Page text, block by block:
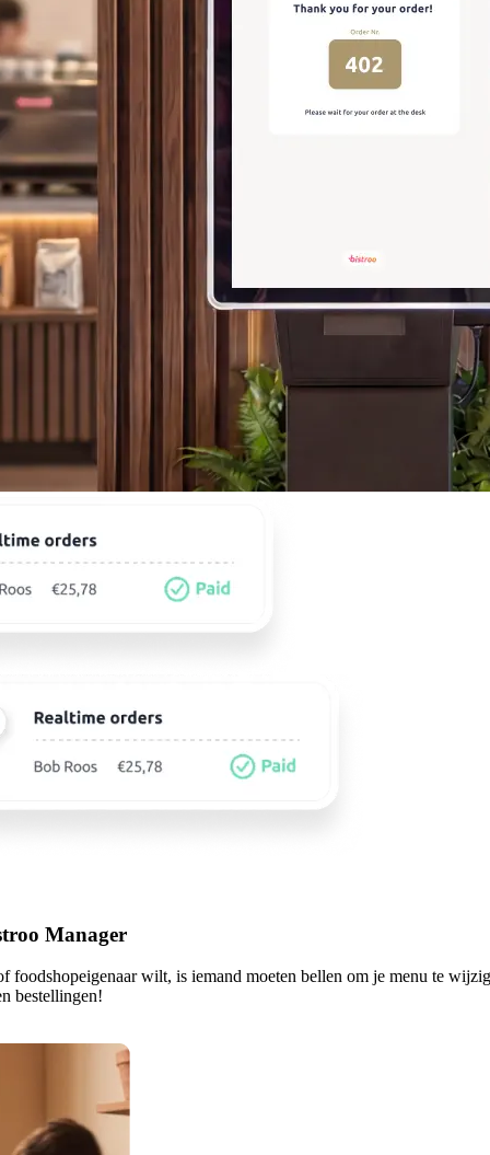
Manager
foodshopeigenaar wilt, is iemand moeten bellen om je menu te
bestellingen!